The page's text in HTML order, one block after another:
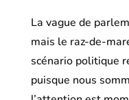
La vague de
mais le raz-de-
scénario politique
puisque nous